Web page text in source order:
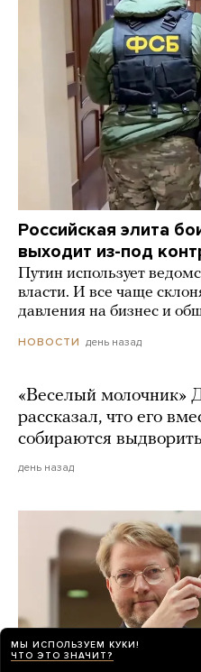
Российская элита
выходит из-под
Путин использует
власти. И все чаще
давления на бизнес и
НОВОСТИ день назад
«Веселый молочник»
рассказал, что его
собираются
день назад
МЫ ИСПОЛЬЗУЕМ КУКИ!
ЧТО ЭТО ЗНАЧИТ?